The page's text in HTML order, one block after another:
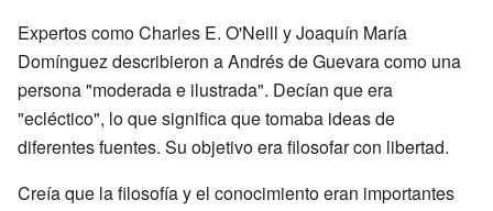
Expertos como Charles E. O'Neill y Joaquín María
Domínguez describieron a Andrés de Guevara como una
persona "moderada e ilustrada". Decían que era
"ecléctico", lo que significa que tomaba ideas de
diferentes fuentes. Su objetivo era filosofar con libertad.
Creía que la filosofía y el conocimiento eran importantes